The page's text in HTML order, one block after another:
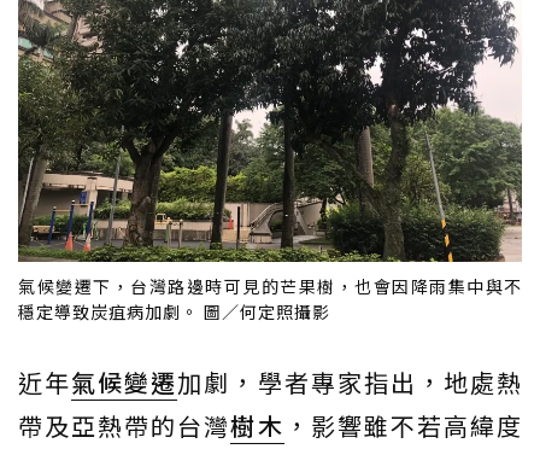
氣候變遷下，台灣路邊時可見的芒果樹，也會因降雨集中與不
穩定導致炭疽病加劇。 圖／何定照攝影
近年氣候變遷加劇，學者專家指出，地處熱
帶及亞熱帶的台灣樹木 ，影響雖不若高緯度